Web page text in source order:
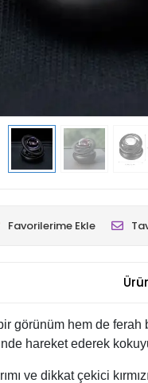
Favorilerime Ekle
görünüm hem de
hareket ederek
ve dikkat çekici